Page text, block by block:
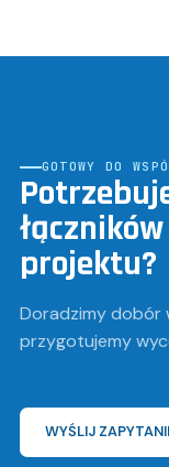
GOTOWY DO
projektu?
Doradzimy dobór
przygotujemy
WYŚLIJ